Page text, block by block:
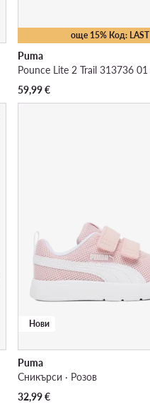
още 15% Код: LAST
Puma
59,99€
Нови
Puma
Сникърси · Розов
32,99€